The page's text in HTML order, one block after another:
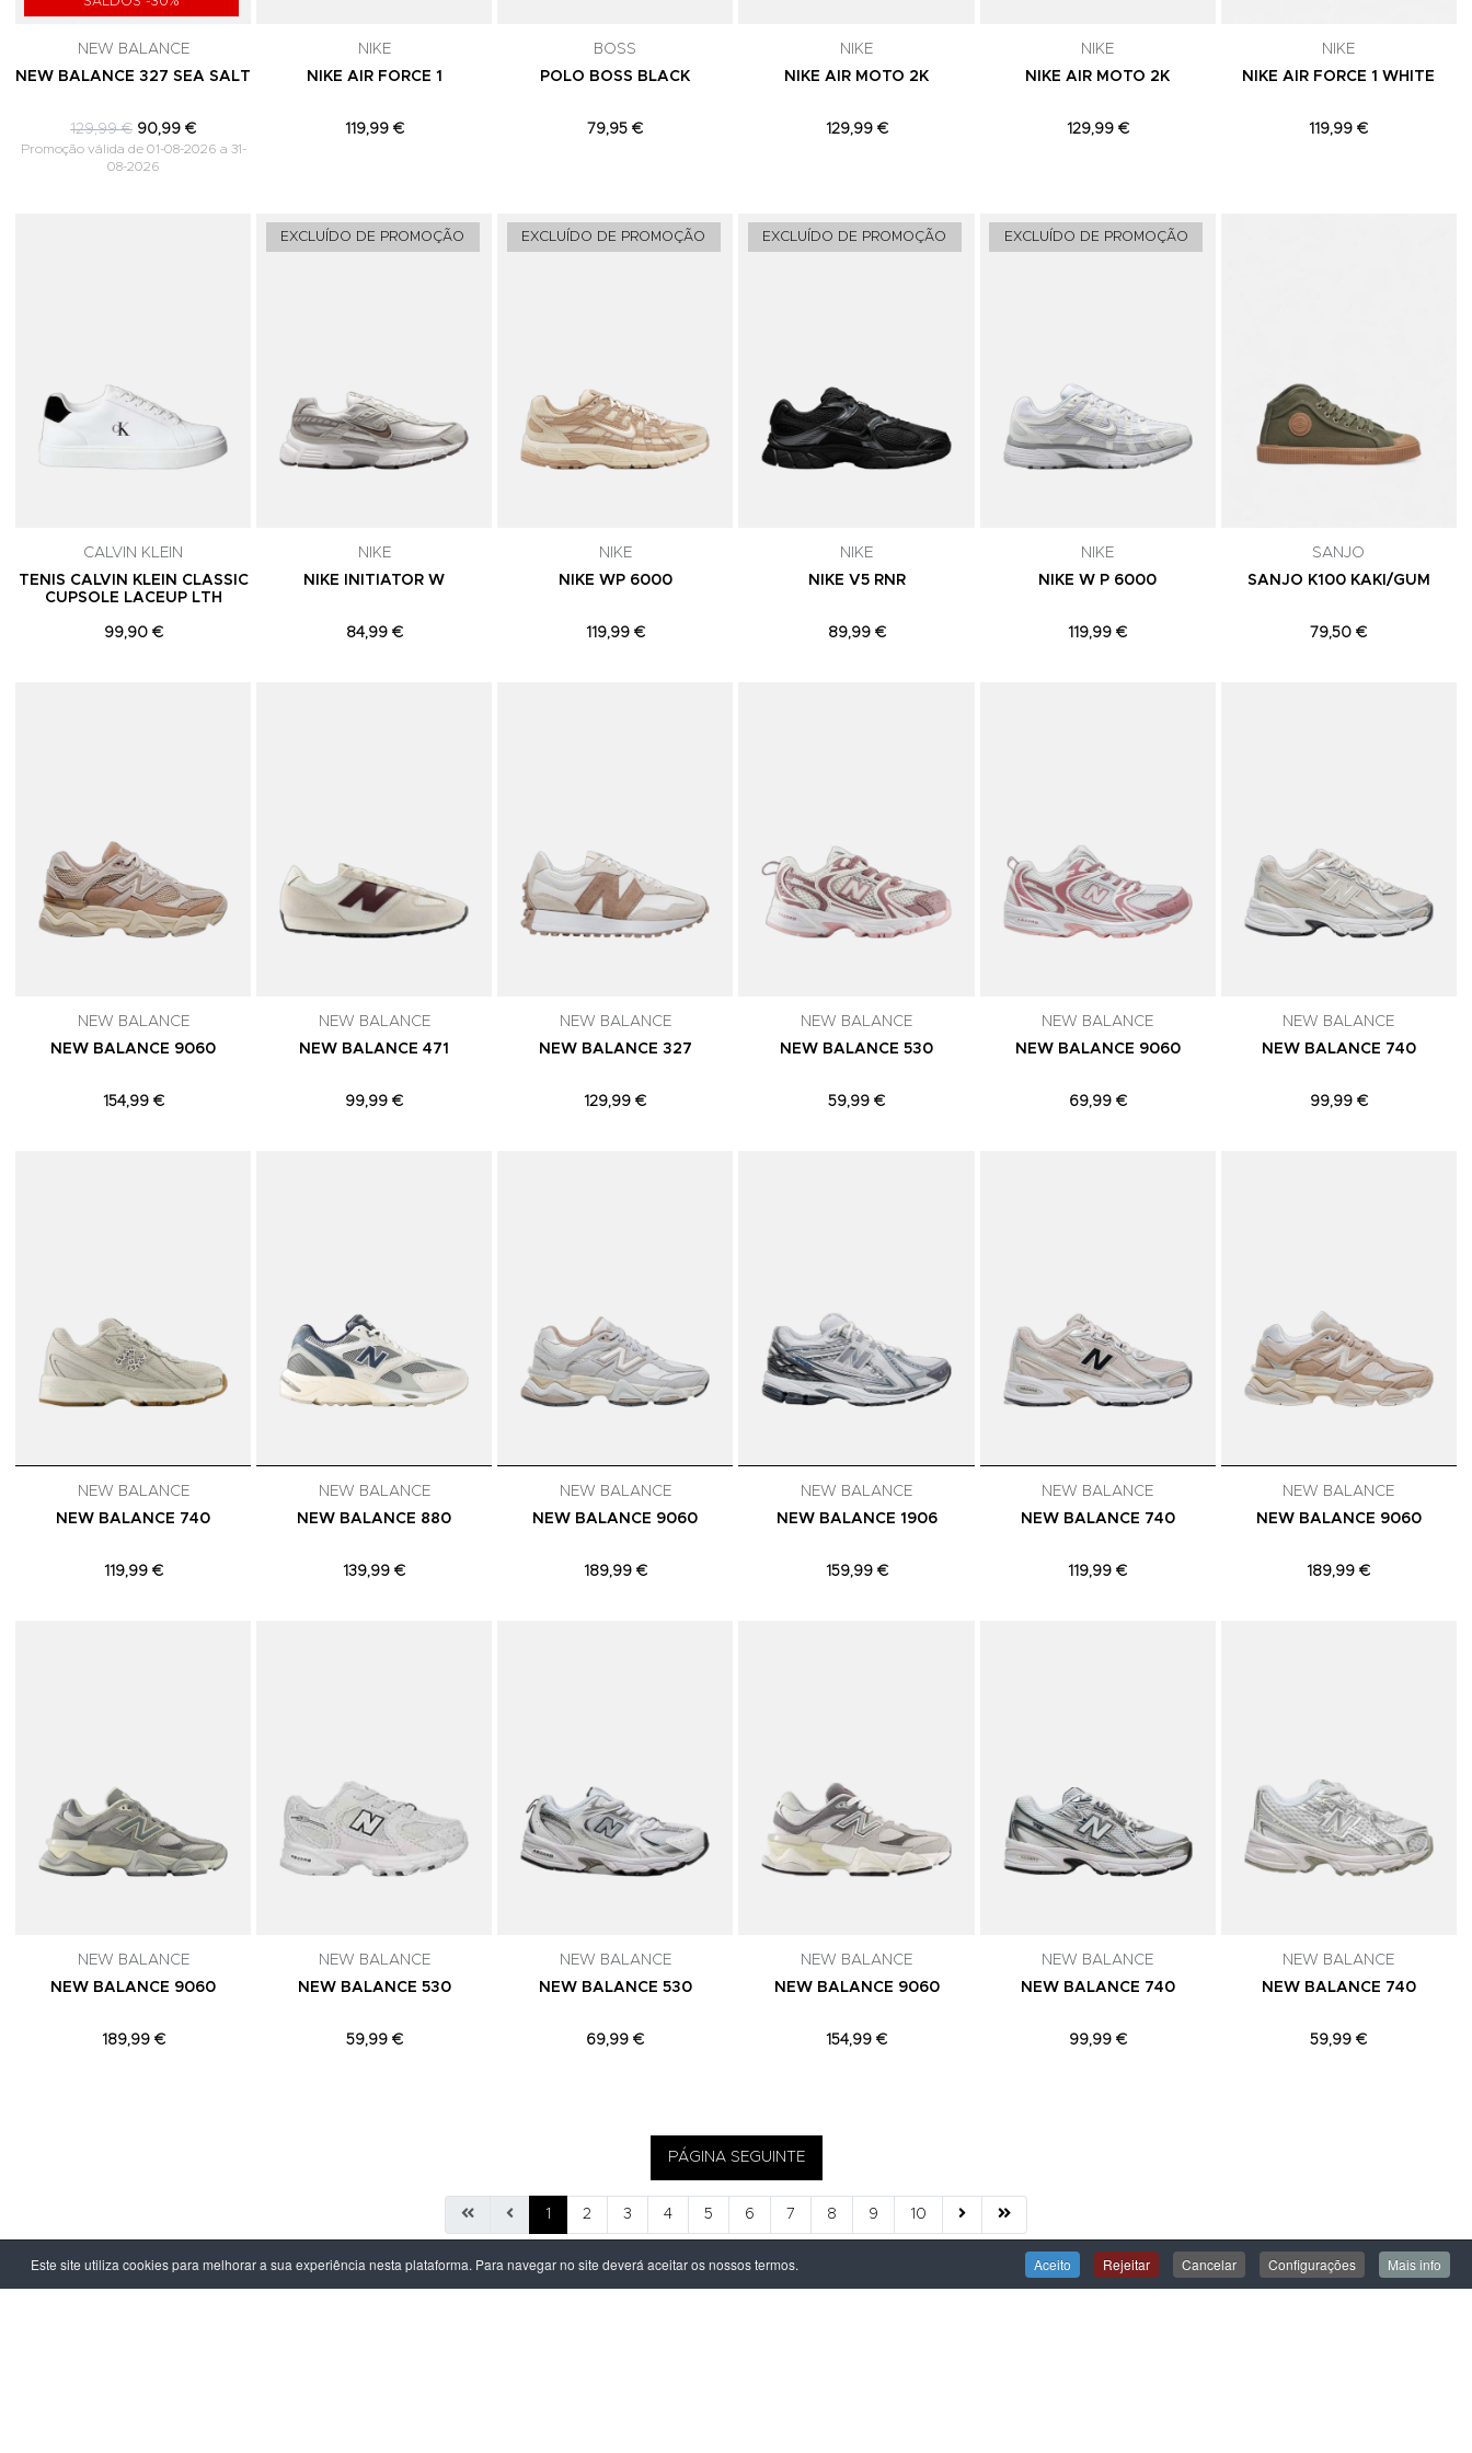
NEW BALANCE
NEW BALANCE 327 SEA SALT
129,99 € 90,99 €
Promoção válida de 01-08-2026 a 31-
08-2026
NIKE
NIKE AIR FORCE 1
119,99 €
BOSS
POLO BOSS BLACK
79,95 €
NIKE
NIKE AIR MOTO 2K
129,99 €
NIKE
NIKE AIR MOTO 2K
129,99 €
NIKE
NIKE AIR FORCE 1 WHITE
119,99 €
Adicionar aos Favoritos
CALVIN KLEIN
TENIS CALVIN KLEIN CLASSIC
CUPSOLE LACEUP LTH
99,90 €
EXCLUÍDO DE PROMOÇÃO Adicionar aos Favoritos
NIKE
NIKE INITIATOR W
84,99 €
EXCLUÍDO DE PROMOÇÃO Adicionar aos Favoritos
NIKE
NIKE WP 6000
119,99 €
EXCLUÍDO DE PROMOÇÃO Adicionar aos Favoritos
NIKE
NIKE V5 RNR
89,99 €
EXCLUÍDO DE PROMOÇÃO
NIKE
NIKE W P 6000
119,99 €
SANJO
SANJO K100 KAKI/GUM
79,50 €
NEW BALANCE
NEW BALANCE 9060
154,99 €
NEW BALANCE
NEW BALANCE 471
99,99 €
NEW BALANCE
NEW BALANCE 327
129,99 €
NEW BALANCE
NEW BALANCE 530
59,99 €
NEW BALANCE
NEW BALANCE 9060
69,99 €
NEW BALANCE
NEW BALANCE 740
99,99 €
NEW BALANCE
NEW BALANCE 740
119,99 €
NEW BALANCE
NEW BALANCE 880
139,99 €
NEW BALANCE
NEW BALANCE 9060
189,99 €
NEW BALANCE
NEW BALANCE 1906
159,99 €
NEW BALANCE
NEW BALANCE 740
119,99 €
NEW BALANCE
NEW BALANCE 9060
189,99 €
NEW BALANCE
NEW BALANCE 9060
189,99 €
NEW BALANCE
NEW BALANCE 530
59,99 €
NEW BALANCE
NEW BALANCE 530
69,99 €
NEW BALANCE
NEW BALANCE 9060
154,99 €
NEW BALANCE
NEW BALANCE 740
99,99 €
NEW BALANCE
NEW BALANCE 740
59,99 €
PÁGINA SEGUINTE
1 2 3 4 5 6 7 8 9 10
Este site utiliza cookies para melhorar a sua experiência nesta plataforma. Para navegar no site deverá aceitar os nossos termos. Aceito Rejeitar Cancelar Configurações Mais info